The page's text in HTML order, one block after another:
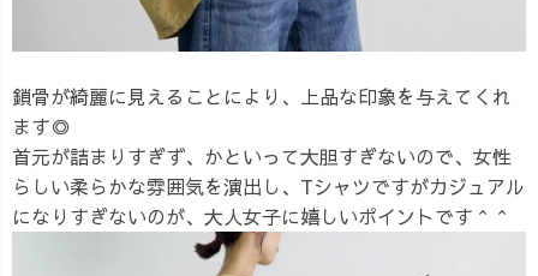
鎖骨が綺麗に見えることにより、上品な印象を与えてくれ
ます◎
首元が詰まりすぎず、かといって大胆すぎないので、女性
らしい柔らかな雰囲気を演出し、Tシャツですがカジュアル
になりすぎないのが、大人女子に嬉しいポイントです＾＾